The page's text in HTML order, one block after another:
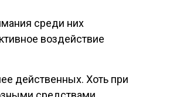
среди них
воздействие
действенных. Хоть при